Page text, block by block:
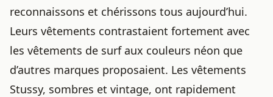
reconnaissons et chérissons tous aujourd’hui.
Leurs vêtements contrastaient fortement avec
les vêtements de surf aux couleurs néon que
d’autres marques proposaient. Les vêtements
Stussy, sombres et vintage, ont rapidement